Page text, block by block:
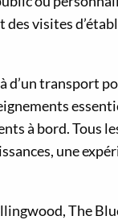
visites
d’un transport
à bord. Tous
une
The